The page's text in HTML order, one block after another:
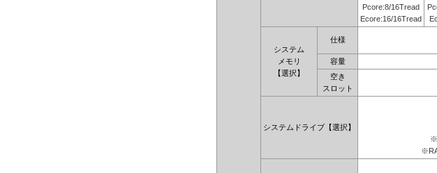
Pcore:8/16Tread
Ecore:16/16Tread
システム
メモリ
【選択】
仕様
容量
空き
スロット
システムドライブ【選択】